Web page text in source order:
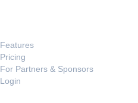
Features
Pricing
For Partners & Sponsors
Login